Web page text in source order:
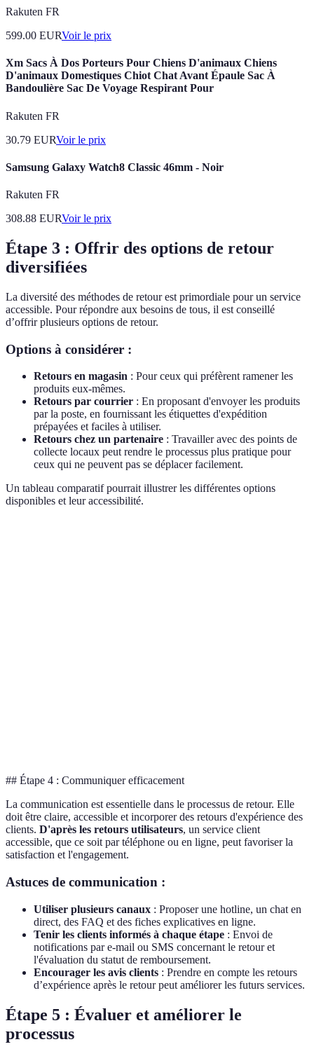
Rakuten FR
599.00 EURVoir le prix
Xm Sacs À Dos Porteurs Pour Chiens D'animaux Chiens
D'animaux Domestiques Chiot Chat Avant Épaule Sac À
Bandoulière Sac De Voyage Respirant Pour
Rakuten FR
30.79 EURVoir le prix
Samsung Galaxy Watch8 Classic 46mm - Noir
Rakuten FR
308.88 EURVoir le prix
Étape 3 : Offrir des options de retour
diversifiées
La diversité des méthodes de retour est primordiale pour un service
accessible. Pour répondre aux besoins de tous, il est conseillé
d’offrir plusieurs options de retour.
Options à considérer :
Retours en magasin : Pour ceux qui préfèrent ramener les
produits eux-mêmes.
Retours par courrier : En proposant d'envoyer les produits
par la poste, en fournissant les étiquettes d'expédition
prépayées et faciles à utiliser.
Retours chez un partenaire : Travailler avec des points de
collecte locaux peut rendre le processus plus pratique pour
ceux qui ne peuvent pas se déplacer facilement.
Un tableau comparatif pourrait illustrer les différentes options
disponibles et leur accessibilité.
## Étape 4 : Communiquer efficacement
La communication est essentielle dans le processus de retour. Elle
doit être claire, accessible et incorporer des retours d'expérience des
clients. D'après les retours utilisateurs, un service client
accessible, que ce soit par téléphone ou en ligne, peut favoriser la
satisfaction et l'engagement.
Astuces de communication :
Utiliser plusieurs canaux : Proposer une hotline, un chat en
direct, des FAQ et des fiches explicatives en ligne.
Tenir les clients informés à chaque étape : Envoi de
notifications par e-mail ou SMS concernant le retour et
l'évaluation du statut de remboursement.
Encourager les avis clients : Prendre en compte les retours
d’expérience après le retour peut améliorer les futurs services.
Étape 5 : Évaluer et améliorer le
processus